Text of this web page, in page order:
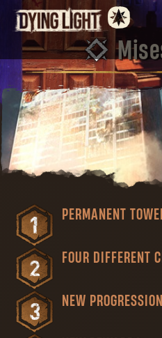
PERMANENT
FOUR DIFFERENT
NEW